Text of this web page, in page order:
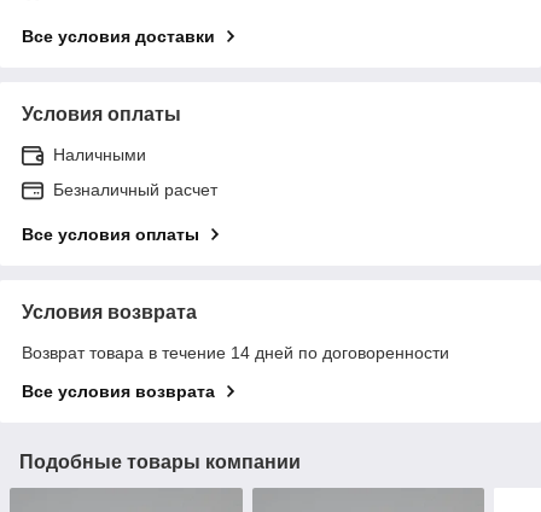
Все условия доставки
Условия оплаты
Наличными
Безналичный расчет
Все условия оплаты
Условия возврата
Возврат товара в течение 14 дней по договоренности
Все условия возврата
Подобные товары компании